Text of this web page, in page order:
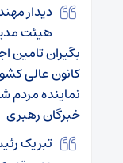
دیدار
هیئت
بگیران تامین
کانون عالی
نماینده
خبرگان رهبری
تبریک